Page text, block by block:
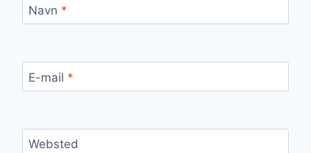
Navn *
E-mail *
Websted